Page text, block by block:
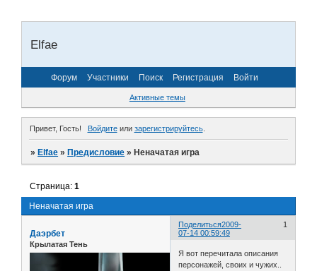
Elfae
Форум Участники Поиск Регистрация Войти
Активные темы
Привет, Гость! Войдитеили зарегистрируйтесь.
»Elfae »Предисловие »Неначатая игра
Неначатая игра
Страница:1
Поделиться 1
2009-
07-14 00:59:49
Даэрбет
Крылатая Тень
Я вот перечитала описания
персонажей, своих и чужих..